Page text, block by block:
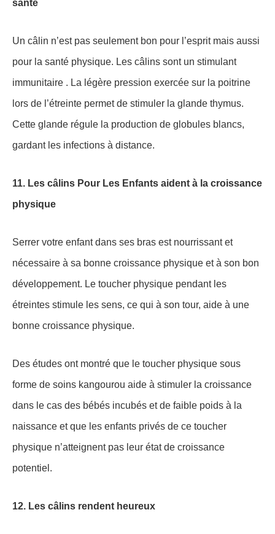
santé
Un câlin n’est pas seulement bon pour l’esprit mais aussi
pour la santé physique. Les câlins sont un stimulant
immunitaire . La légère pression exercée sur la poitrine
lors de l’étreinte permet de stimuler la glande thymus.
Cette glande régule la production de globules blancs,
gardant les infections à distance.
11. Les câlins Pour Les Enfants aident à la croissance
physique
Serrer votre enfant dans ses bras est nourrissant et
nécessaire à sa bonne croissance physique et à son bon
développement. Le toucher physique pendant les
étreintes stimule les sens, ce qui à son tour, aide à une
bonne croissance physique.
Des études ont montré que le toucher physique sous
forme de soins kangourou aide à stimuler la croissance
dans le cas des bébés incubés et de faible poids à la
naissance et que les enfants privés de ce toucher
physique n’atteignent pas leur état de croissance
potentiel.
12. Les câlins rendent heureux